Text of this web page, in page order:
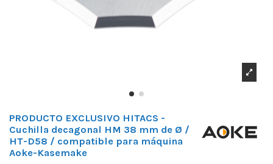
PRODUCTO EXCLUSIVO HITACS -
Cuchilla decagonal HM 38 mm de Ø /
HT-D58 / compatible para máquina
Aoke-Kasemake